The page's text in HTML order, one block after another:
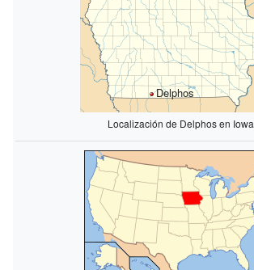
Delphos
Localización de Delphos en Iowa